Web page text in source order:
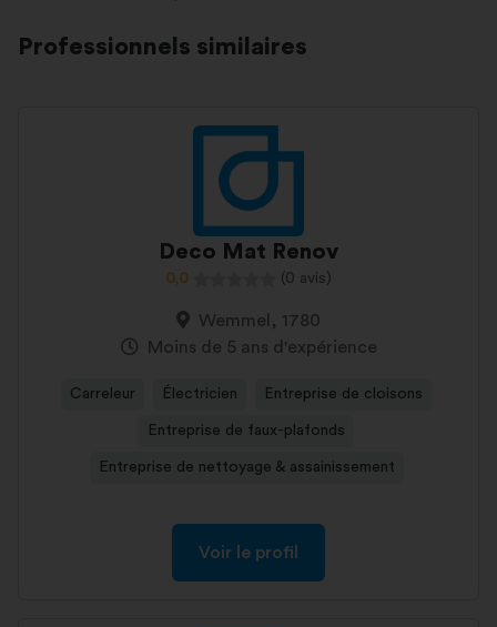
Professionnels similaires
Deco Mat Renov
0,0 (0 avis)
Wemmel, 1780
Moins de 5 ans d'expérience
Carreleur Électricien Entreprise de cloisons
Entreprise de faux-plafonds
Entreprise de nettoyage & assainissement
Voir le profil